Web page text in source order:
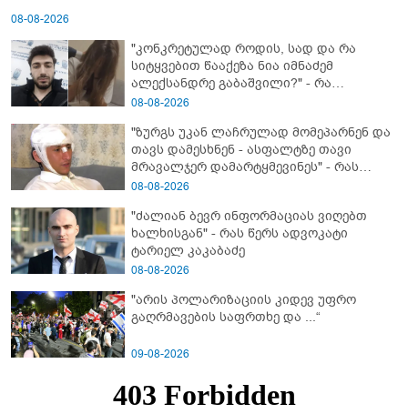
08-08-2026
"კონკრეტულად როდის, სად და რა
სიტყვებით წააქეზა ნია იმნაძემ
ალექსანდრე გაბაშვილი?" - რა
მიმართვას ავრცელებს ნია იმნაძის
08-08-2026
"ზურგს უკან ლაჩრულად მომეპარნენ და
თავს დამესხნენ - ასფალტზე თავი
მრავალჯერ დამარტყმევინეს" - რას
ჰყვება კურიერი, რომელსაც
გაუსწორდნენ?
08-08-2026
"ძალიან ბევრ ინფორმაციას ვიღებთ
ხალხისგან" - რას წერს ადვოკატი
ტარიელ კაკაბაძე
08-08-2026
"არის პოლარიზაციის კიდევ უფრო
გაღრმავების საფრთხე და ...“
09-08-2026